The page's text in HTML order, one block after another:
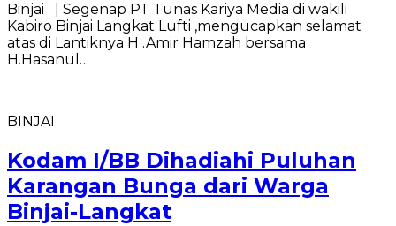
Binjai | Segenap PT Tunas Kariya Media di wakili
Kabiro Binjai Langkat Lufti ,mengucapkan selamat
atas di Lantiknya H .Amir Hamzah bersama
H.Hasanul…
BINJAI
Kodam I/BB Dihadiahi Puluhan
Karangan Bunga dari Warga
Binjai-Langkat